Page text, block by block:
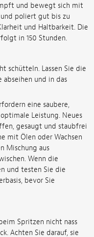
und bewegt sich mit
und poliert gut bis zu
und Haltbarkeit. Die
in 150 Stunden.
schütteln. Lassen Sie die
abseihen und in das
eine saubere,
Leistung. Neues
gesaugt und staubfrei
mit Ölen oder Wachsen
Mischung aus
Wenn die
und testen Sie die
bevor Sie
Spritzen nicht nass
Achten Sie darauf, sie